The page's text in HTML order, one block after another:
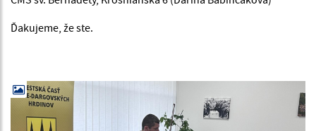
Ďakujeme, že ste.